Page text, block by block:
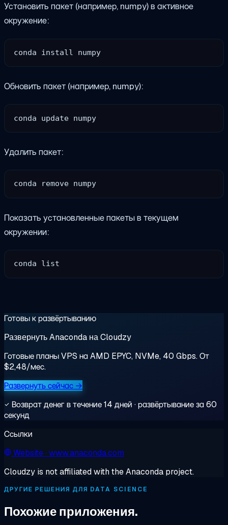
Установить пакет (например, numpy) в активное
окружение:
Обновить пакет (например, numpy):
Удалить пакет:
Показать установленные пакеты в текущем
окружении:
Готовы к развёртыванию
Развернуть Anaconda на Cloudzy
Готовые планы VPS на AMD EPYC, NVMe, 40 Gbps. От
$2,48/мес.
Развернуть сейчас →
Возврат денег в течение 14 дней · развёртывание за 60
секунд
Ссылки
Website· www.anaconda.com
Cloudzy is not affiliated with the Anaconda project.
ДРУГИЕ РЕШЕНИЯ ДЛЯ DATA SCIENCE
Похожие приложения.